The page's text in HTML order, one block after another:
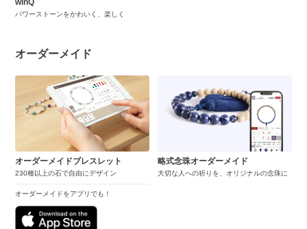
winQ
パワーストーンをかわいく、楽しく
オーダーメイド
オーダーメイドブレスレット
230種以上の石で自由にデザイン
オーダーメイドをアプリでも！
略式念珠オーダーメイド
大切な人への祈りを、オリジナルの念珠に